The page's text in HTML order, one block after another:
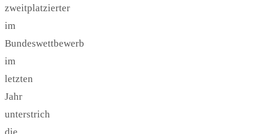
zweitplatzierter
im
Bundeswettbewerb
im
letzten
Jahr
unterstrich